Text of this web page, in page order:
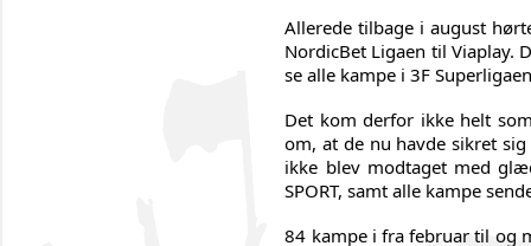
Allerede tilbage i august
NordicBet Ligaen til Viaplay.
se alle kampe i 3F
Det kom derfor ikke helt
om, at de nu havde sikret
ikke blev modtaget med
SPORT, samt alle kampe
84 kampe i fra februar til og